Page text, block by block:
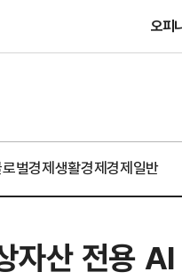
오피
벌경제생활경제경제일반
자산 전용